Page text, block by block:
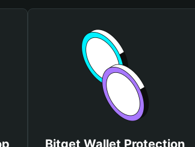
Bitget Wallet Protection